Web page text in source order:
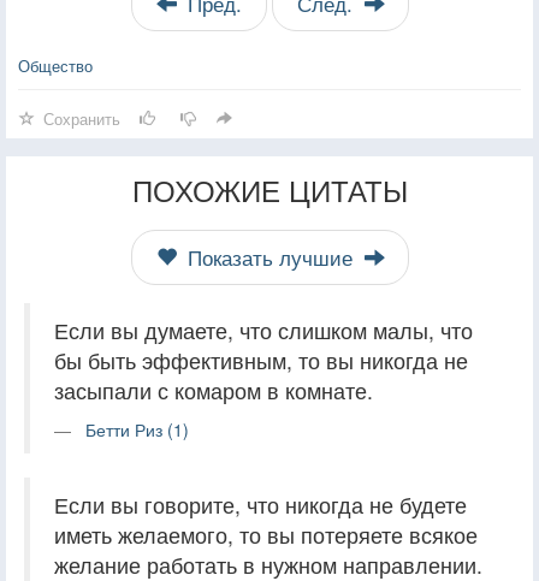
Общество
Сохранить
ПОХОЖИЕ ЦИТАТЫ
Показать лучшие
Если вы думаете, что слишком малы, что
бы быть эффективным, то вы никогда не
засыпали с комаром в комнате.
Бетти Риз (1)
Если вы говорите, что никогда не будете
иметь желаемого, то вы потеряете всякое
желание работать в нужном направлении.